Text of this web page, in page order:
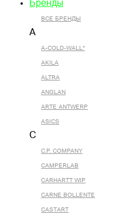
Бренды
ВСЕ БРЕНДЫ
A
A-COLD-WALL*
AKILA
ALTRA
ANGLAN
ARTE ANTWERP
ASICS
C
C.P. COMPANY
CAMPERLAB
CARHARTT WIP
CARNE BOLLENTE
CASTART